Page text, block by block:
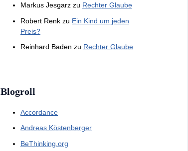
Markus Jesgarz zu Rechter Glaube
Robert Renk zu Ein Kind um jeden
Preis?
Reinhard Baden zu Rechter Glaube
Blogroll
Accordance
Andreas Köstenberger
BeThinking.org